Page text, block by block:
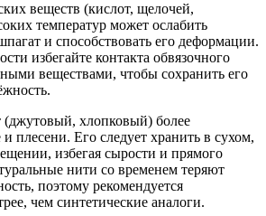
веществ (кислот, щелочей,
температур может ослабить
и способствовать его деформации.
избегайте контакта обвязочного
веществами, чтобы сохранить его
хлопковый) более
и плесени. Его следует хранить в сухом,
избегая сырости и прямого
нити со временем теряют
поэтому рекомендуется
чем синтетические аналоги.